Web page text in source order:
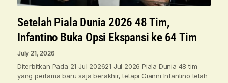
Setelah Piala Dunia 2026 48 Tim,
Infantino Buka Opsi Ekspansi ke 64 Tim
July 21, 2026
Diterbitkan Pada 21 Jul 202621 Jul 2026 Piala Dunia 48 tim
yang pertama baru saja berakhir, tetapi Gianni Infantino telah